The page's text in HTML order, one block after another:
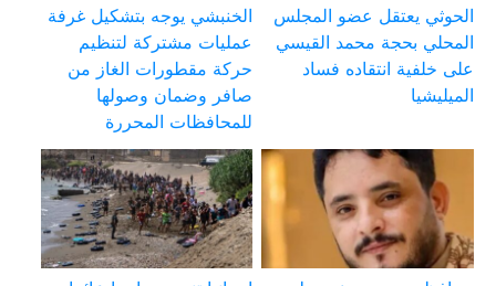
الحوثي يعتقل عضو المجلس
المحلي بحجة محمد القيسي
على خلفية انتقاده فساد
الميليشيا
الخنبشي يوجه بتشكيل غرفة
عمليات مشتركة لتنظيم
حركة مقطورات الغاز من
صافر وضمان وصولها
للمحافظات المحررة